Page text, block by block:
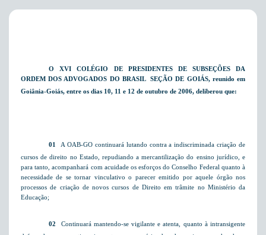
O XVI COLÉGIO DE PRESIDENTES DE SUBSEÇÕES DA
ORDEM DOS ADVOGADOS DO BRASIL  SEÇÃO DE GOIÁS, reunido em
Goiânia-Goiás, entre os dias 10, 11 e 12 de outubro de 2006, deliberou que:
01  A OAB-GO continuará lutando contra a indiscriminada criação de
cursos de direito no Estado, repudiando a mercantilização do ensino jurídico, e
para tanto, acompanhará com acuidade os esforços do Conselho Federal quanto à
necessidade de se tornar vinculativo o parecer emitido por aquele órgão nos
processos de criação de novos cursos de Direito em trâmite no Ministério da
Educação;
02
 Continuará mantendo-se vigilante e atenta, quanto à intransigente